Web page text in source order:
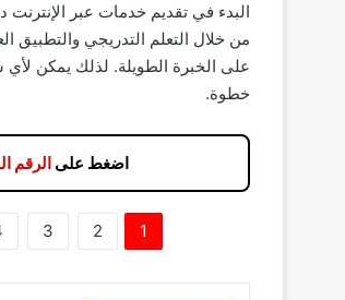
البدء في تقديم خدمات عبر
من خلال التعلم التدريجي
على الخبرة الطويلة. لذلك يمكن
خطوة.
اضغط على الرقم
1
2
3